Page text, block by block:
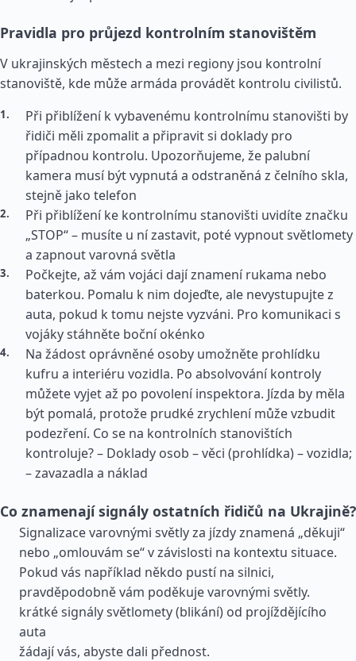
Pravidla pro průjezd kontrolním stanovištěm
V ukrajinských městech a mezi regiony jsou kontrolní
stanoviště, kde může armáda provádět kontrolu civilistů.
Při přiblížení k vybavenému kontrolnímu stanovišti by
řidiči měli zpomalit a připravit si doklady pro
případnou kontrolu. Upozorňujeme, že palubní
kamera musí být vypnutá a odstraněná z čelního skla,
stejně jako telefon
Při přiblížení ke kontrolnímu stanovišti uvidíte značku
„STOP“ – musíte u ní zastavit, poté vypnout světlomety
a zapnout varovná světla
Počkejte, až vám vojáci dají znamení rukama nebo
baterkou. Pomalu k nim dojeďte, ale nevystupujte z
auta, pokud k tomu nejste vyzváni. Pro komunikaci s
vojáky stáhněte boční okénko
Na žádost oprávněné osoby umožněte prohlídku
kufru a interiéru vozidla. Po absolvování kontroly
můžete vyjet až po povolení inspektora. Jízda by měla
být pomalá, protože prudké zrychlení může vzbudit
podezření. Co se na kontrolních stanovištích
kontroluje? – Doklady osob – věci (prohlídka) – vozidla;
– zavazadla a náklad
Co znamenají signály ostatních řidičů na Ukrajině?
Signalizace varovnými světly za jízdy znamená „děkuji“
nebo „omlouvám se“ v závislosti na kontextu situace.
Pokud vás například někdo pustí na silnici,
pravděpodobně vám poděkuje varovnými světly.
krátké signály světlomety (blikání) od projíždějícího
auta
žádají vás, abyste dali přednost.